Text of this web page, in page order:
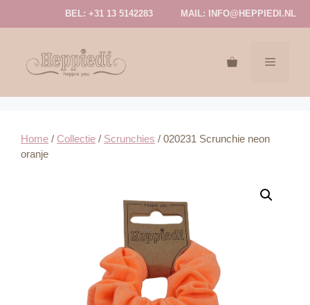
BEL: +31 13 5142283 MAIL: INFO@HEPPIEDI.NL
MENU
Home / Collectie / Scrunchies / 020231 Scrunchie neon
oranje